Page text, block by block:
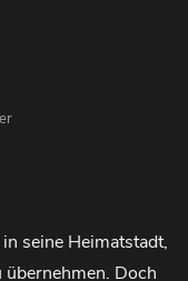
seine Heimatstadt,
Doch